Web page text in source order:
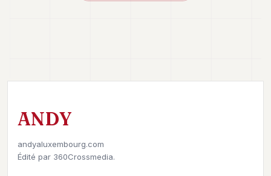
ANDY
andyaluxembourg.com
Édité par 360Crossmedia.